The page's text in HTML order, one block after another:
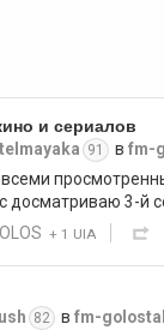
и сериалов
91 в fm-
досматриваю 3-й
+1 UIA
82 в fm-